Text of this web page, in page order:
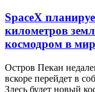
SpaceX
километров
космодром в
Остров Пекан
вскоре перейдет в
Здесь будет новый